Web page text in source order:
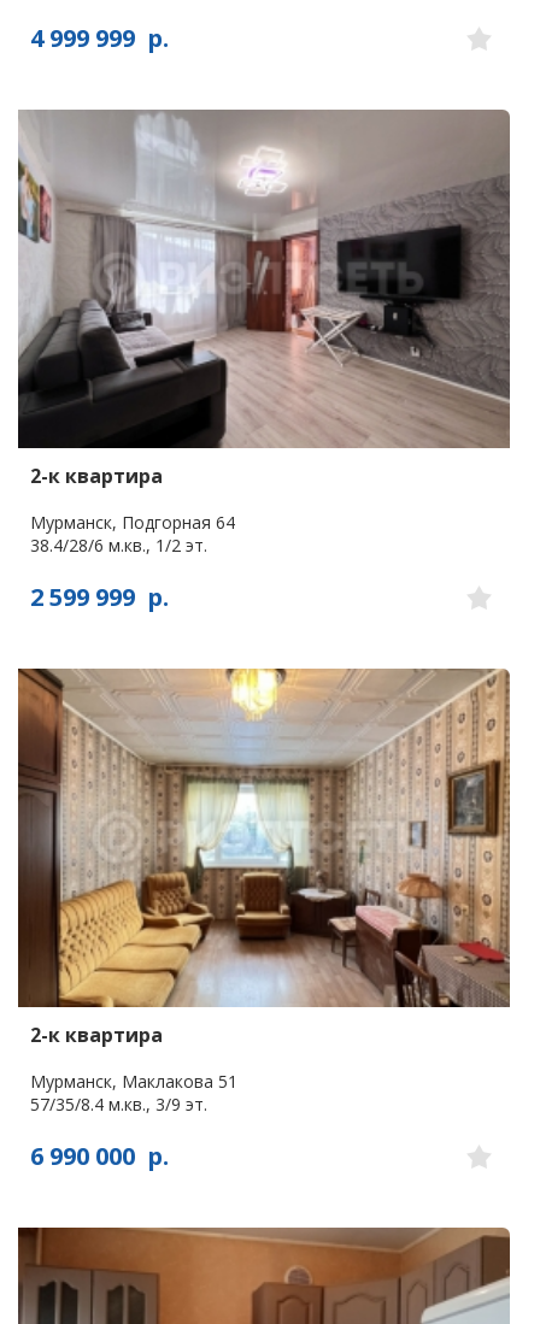
4 999 999 р.
2-к квартира
Мурманск, Подгорная 64
38.4/28/6 м.кв., 1/2 эт.
2 599 999 р.
2-к квартира
Мурманск, Маклакова 51
57/35/8.4 м.кв., 3/9 эт.
6 990 000 р.